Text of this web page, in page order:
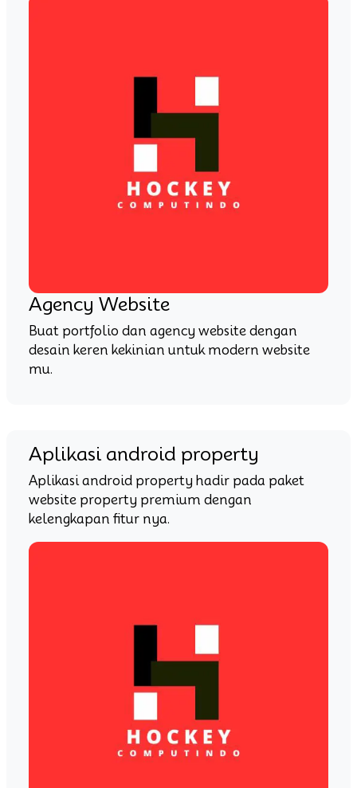
Agency Website
Buat portfolio dan agency website dengan
desain keren kekinian untuk modern website
mu.
Aplikasi android property
Aplikasi android property hadir pada paket
website property premium dengan
kelengkapan fitur nya.